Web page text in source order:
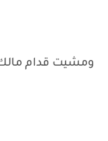
ومشيت قدام